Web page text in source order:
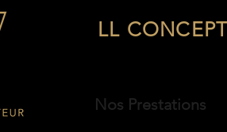
LL
Nos Prestations